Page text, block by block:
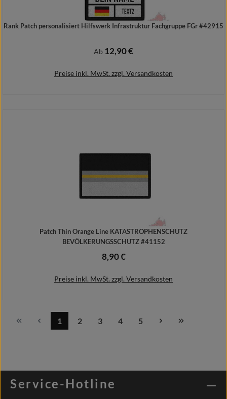
Rank Patch personalisiert Hilfswerk Infrastruktur Fachgruppe FGr #42915
Regulärer Preis:
Ab 12,90 €
Preise inkl. MwSt. zzgl. Versandkosten
Patch Thin Orange Line KATASTROPHENSCHUTZ
BEVÖLKERUNGSSCHUTZ #41152
Regulärer Preis:
8,90 €
Preise inkl. MwSt. zzgl. Versandkosten
Seite
1
Seite
2
Seite
3
Seite
4
Seite
5
Service-Hotline